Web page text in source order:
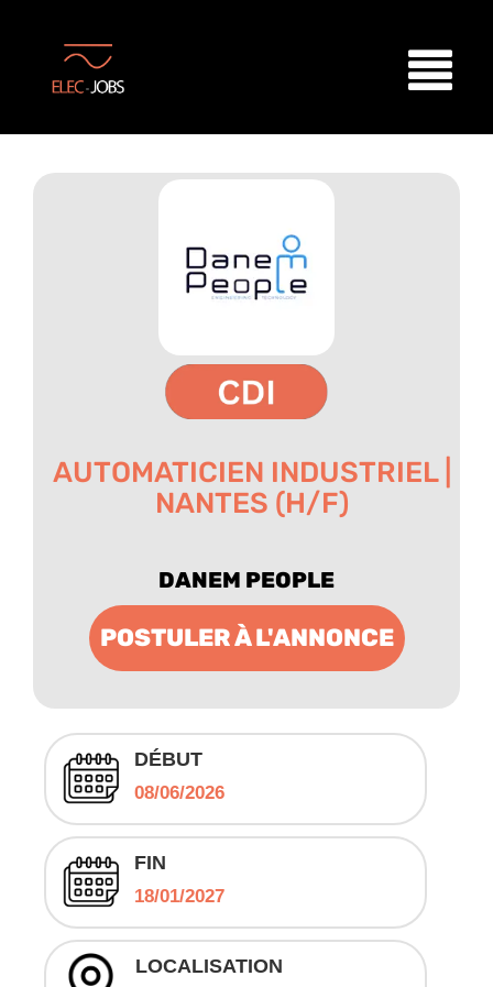
AUTOMATICIEN INDUSTRIEL |
NANTES (H/F)
DANEM PEOPLE
POSTULER À L'ANNONCE
DÉBUT
08/06/2026
FIN
18/01/2027
LOCALISATION